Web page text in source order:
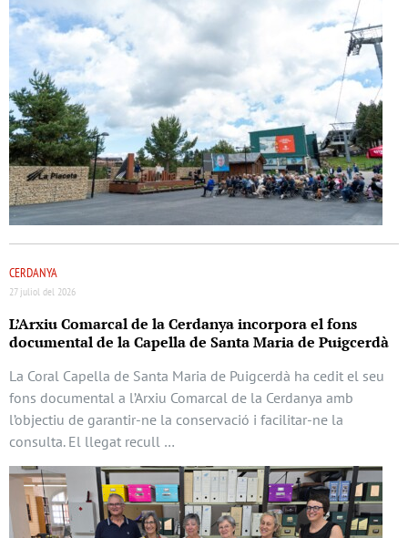
CERDANYA
27 juliol del 2026
L’Arxiu Comarcal de la Cerdanya incorpora el fons
documental de la Capella de Santa Maria de Puigcerdà
La Coral Capella de Santa Maria de Puigcerdà ha cedit el seu
fons documental a l’Arxiu Comarcal de la Cerdanya amb
l’objectiu de garantir-ne la conservació i facilitar-ne la
consulta. El llegat recull …